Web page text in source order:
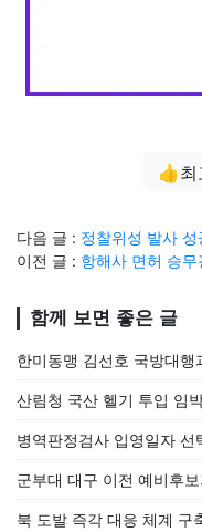
👍최
다음 글 : 정찰위성 발사
이전 글 : 항해사 면허 승
함께 보면 좋은 글
한미동맹 김선호 국방대행
산림청 국산 헬기 투입 임
병역판정검사 입영일자 선
군부대 대구 이전 예비후보
북 도발 즉각 대응 체계 구